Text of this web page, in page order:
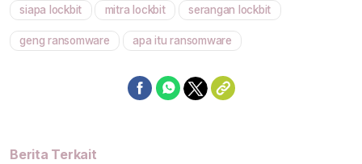
siapa lockbit mitra lockbit serangan lockbit
geng ransomware apa itu ransomware
Berita Terkait